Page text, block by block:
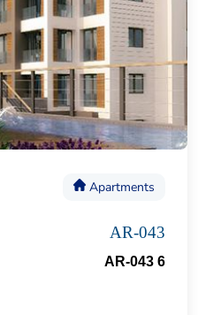
Apartments
AR-043
AR-043 6